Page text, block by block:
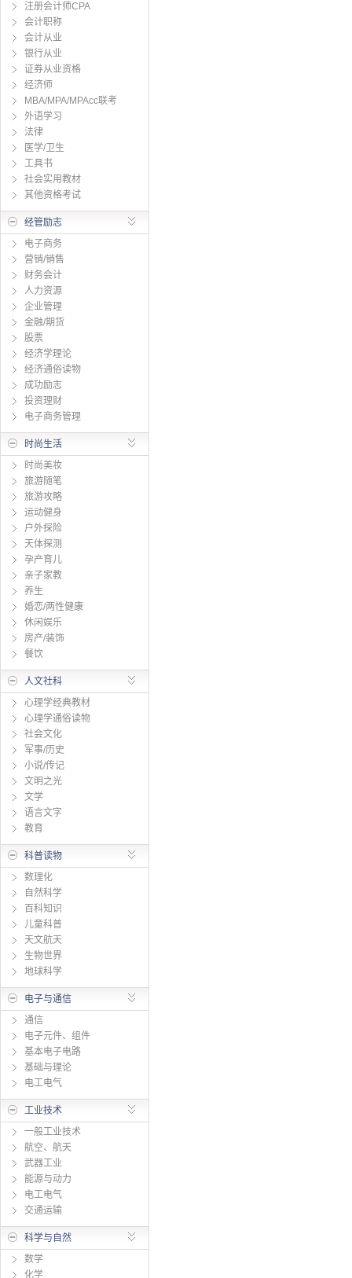
注册会计师CPA
会计职称
会计从业
银行从业
证券从业资格
经济师
MBA/MPA/MPAcc联考
外语学习
法律
医学/卫生
工具书
社会实用教材
其他资格考试
经管励志
电子商务
营销/销售
财务会计
人力资源
企业管理
金融/期货
股票
经济学理论
经济通俗读物
成功励志
投资理财
电子商务管理
时尚生活
时尚美妆
旅游随笔
旅游攻略
运动健身
户外探险
天体探测
孕产育儿
亲子家教
养生
婚恋/两性健康
休闲娱乐
房产/装饰
餐饮
人文社科
心理学经典教材
心理学通俗读物
社会文化
军事/历史
小说/传记
文明之光
文学
语言文字
教育
科普读物
数理化
自然科学
百科知识
儿童科普
天文航天
生物世界
地球科学
电子与通信
通信
电子元件、组件
基本电子电路
基础与理论
电工电气
工业技术
一般工业技术
航空、航天
武器工业
能源与动力
电工电气
交通运输
科学与自然
数学
化学